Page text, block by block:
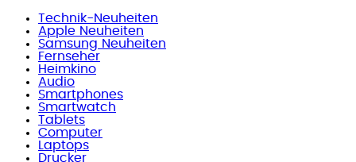
Technik-Neuheiten
Apple Neuheiten
Samsung Neuheiten
Fernseher
Heimkino
Audio
Smartphones
Smartwatch
Tablets
Computer
Laptops
Drucker